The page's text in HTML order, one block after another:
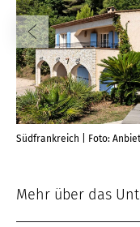
Südfrankreich | Foto:
Mehr über das